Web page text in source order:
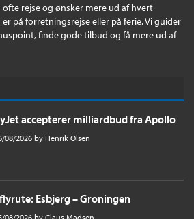
rejse og ønsker mere ud af hvert
på forretningsrejse eller på ferie. Vi guider
finde gode tilbud og få mere ud af
accepterer milliardbud fra Apollo
08/2026 by Henrik Olsen
Esbjerg – Groningen